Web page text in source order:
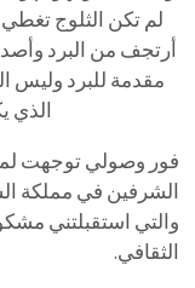
لم تكن الثلوج
أرتجف من البرد
مقدمة للبرد وليس
الذي
فور وصولي توجهت
الشرفين في مملكة
والتي استقبلتني
الثقافي.